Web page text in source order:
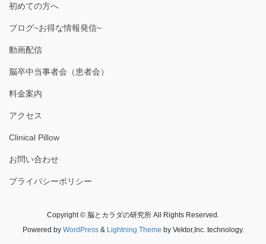
初めての方へ
ブログ~お得な情報発信~
動画配信
脳卒中当事者会（患者会）
料金案内
アクセス
Clinical Pillow
お問い合わせ
プライバシーポリシー
Copyright © 脳とカラダの研究所 All Rights Reserved.
Powered by WordPress& Lightning Theme by Vektor,Inc. technology.